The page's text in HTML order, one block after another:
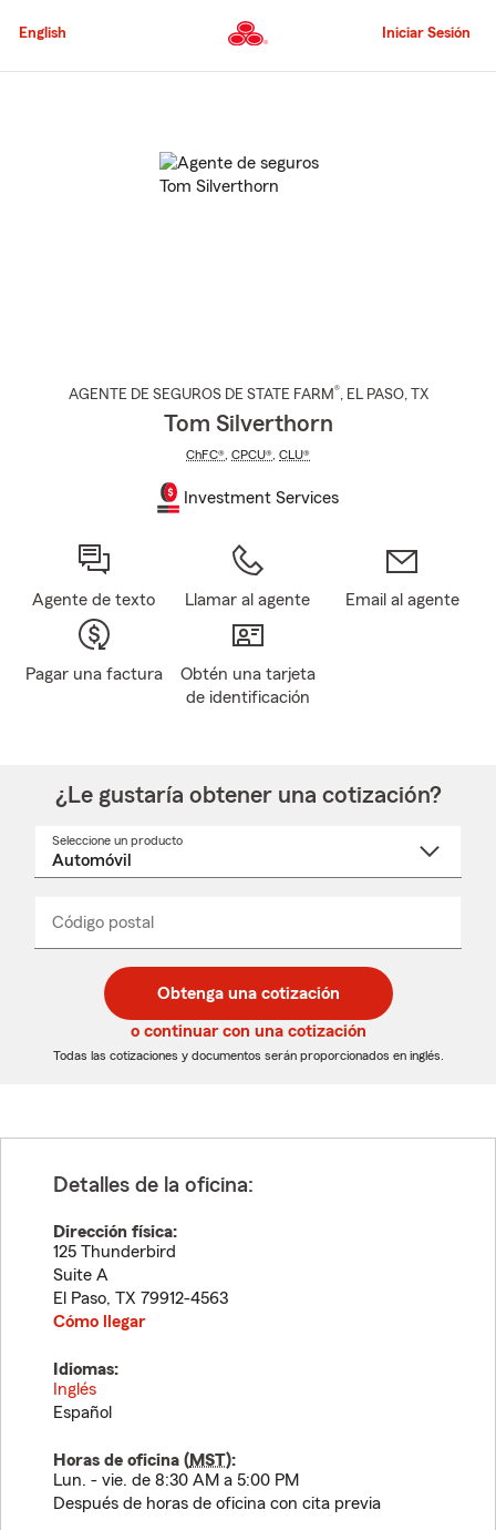
al
principal
English Iniciar Sesión
AGENTE DE SEGUROS DE STATE FARM®, EL PASO, TX
Tom Silverthorn
ChFC® CPCU® CLU®
Investment Services
Agente de texto Llamar al agente Email al agente
Pagar una factura
Obtén una tarjeta
de identificación
¿Le gustaría obtener una cotización?
Seleccione un producto
desplegable
Código postal
de
5
dígitos
de
5
dígitos
_____
Obtenga una cotización
o continuar con una cotización
Todas las cotizaciones y documentos serán proporcionados en inglés.
Detalles de la oficina:
Dirección física:
125 Thunderbird
Suite A
El Paso, TX 79912-4563
Cómo llegar
Idiomas:
Inglés
Español
Horas de oficina (MST):
Lun. - vie. de 8:30 AM a 5:00 PM
Después de horas de oficina con cita previa